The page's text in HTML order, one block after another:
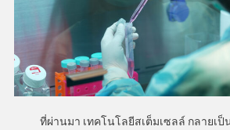
ที่ผ่านมา เทคโนโลยีสเต็มเซลล์ กลายเป็